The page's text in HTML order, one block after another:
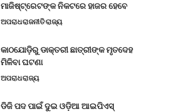
ମାଜିଷ୍ଟ୍ରେଟଙ୍କ ନିକଟରେ ହାଜର ହେବେ
ଅପରାଧରାଜନୀତିରାଜ୍ୟ
କାଠଯୋଡ଼ିରୁ ଡାକ୍ତରୀ ଛାତ୍ରୀଙ୍କ ମୃତଦେହ
ମିଳିବା ଘଟଣା
ଅପରାଧରାଜ୍ୟ
ଡିଜି ପଦ ପାଇଁ ଦୁଇ ଓଡ଼ିଆ ଆଇପିଏସ୍